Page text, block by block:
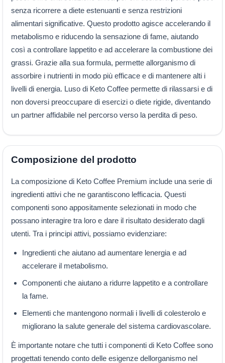
senza ricorrere a diete estenuanti e senza restrizioni
alimentari significative. Questo prodotto agisce accelerando il
metabolismo e riducendo la sensazione di fame, aiutando
così a controllare lappetito e ad accelerare la combustione dei
grassi. Grazie alla sua formula, permette allorganismo di
assorbire i nutrienti in modo più efficace e di mantenere alti i
livelli di energia. Luso di Keto Coffee permette di rilassarsi e di
non doversi preoccupare di esercizi o diete rigide, diventando
un partner affidabile nel percorso verso la perdita di peso.
Composizione del prodotto
La composizione di Keto Coffee Premium include una serie di
ingredienti attivi che ne garantiscono lefficacia. Questi
componenti sono appositamente selezionati in modo che
possano interagire tra loro e dare il risultato desiderato dagli
utenti. Tra i principi attivi, possiamo evidenziare:
Ingredienti che aiutano ad aumentare lenergia e ad
accelerare il metabolismo.
Componenti che aiutano a ridurre lappetito e a controllare
la fame.
Elementi che mantengono normali i livelli di colesterolo e
migliorano la salute generale del sistema cardiovascolare.
È importante notare che tutti i componenti di Keto Coffee sono
progettati tenendo conto delle esigenze dellorganismo nel